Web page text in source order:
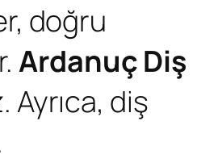
doğru
Ardanuç Diş
Ayrıca, diş